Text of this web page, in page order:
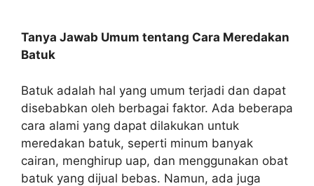
Tanya Jawab Umum tentang Cara Meredakan
Batuk
Batuk adalah hal yang umum terjadi dan dapat
disebabkan oleh berbagai faktor. Ada beberapa
cara alami yang dapat dilakukan untuk
meredakan batuk, seperti minum banyak
cairan, menghirup uap, dan menggunakan obat
batuk yang dijual bebas. Namun, ada juga